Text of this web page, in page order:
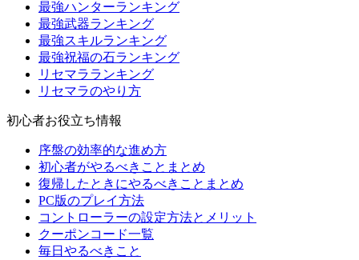
最強ハンターランキング
最強武器ランキング
最強スキルランキング
最強祝福の石ランキング
リセマラランキング
リセマラのやり方
初心者お役立ち情報
序盤の効率的な進め方
初心者がやるべきことまとめ
復帰したときにやるべきことまとめ
PC版のプレイ方法
コントローラーの設定方法とメリット
クーポンコード一覧
毎日やるべきこと